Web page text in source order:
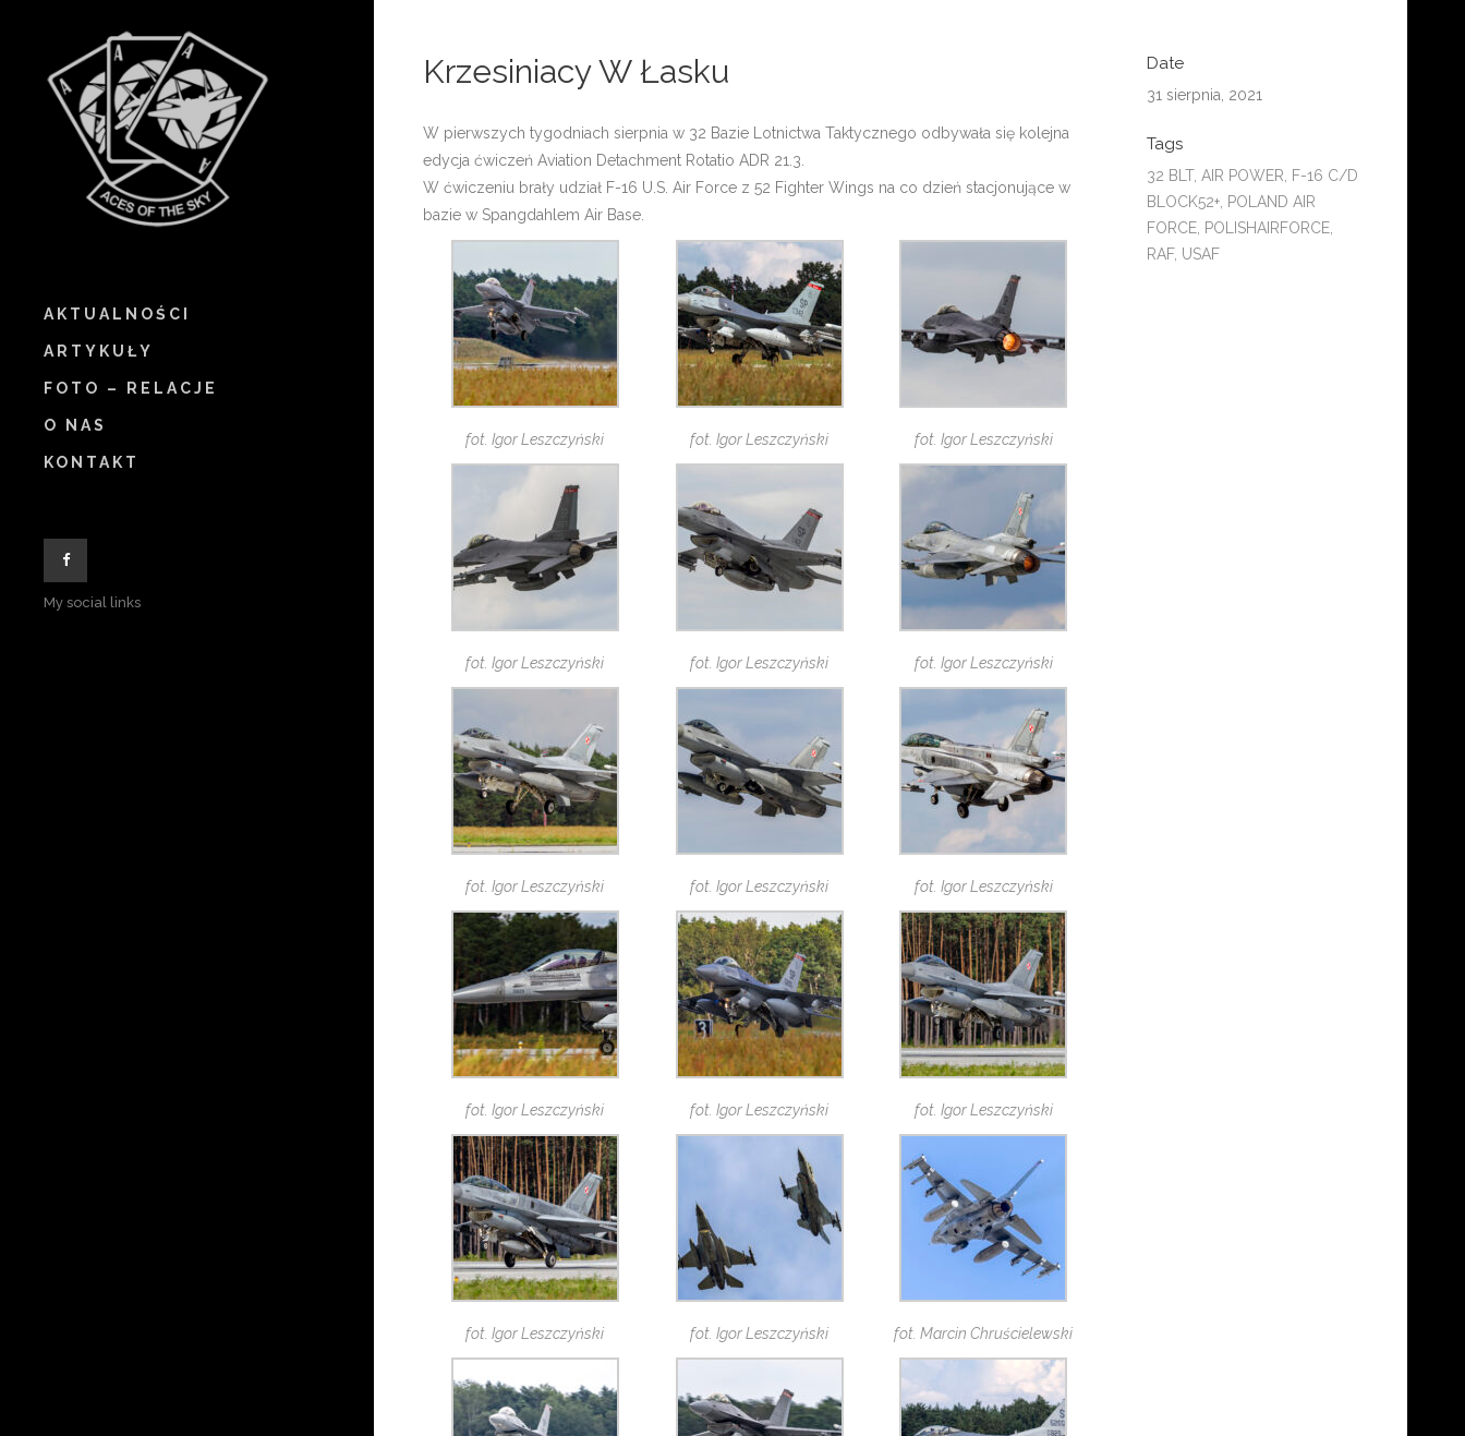
AKTUALNOŚCI
ARTYKUŁY
FOTO – RELACJE
O NAS
KONTAKT
My social links
Krzesiniacy W Łasku
W pierwszych tygodniach sierpnia w 32 Bazie Lotnictwa Taktycznego odbywała się kolejna
edycja ćwiczeń Aviation Detachment Rotatio ADR 21.3.
W ćwiczeniu brały udział F-16 U.S. Air Force z 52 Fighter Wings na co dzień stacjonujące w
bazie w Spangdahlem Air Base.
fot. Igor Leszczyński fot. Igor Leszczyński fot. Igor Leszczyński
fot. Igor Leszczyński fot. Igor Leszczyński fot. Igor Leszczyński
fot. Igor Leszczyński fot. Igor Leszczyński fot. Igor Leszczyński
fot. Igor Leszczyński fot. Igor Leszczyński fot. Igor Leszczyński
fot. Igor Leszczyński fot. Igor Leszczyński fot. Marcin Chruścielewski
Date
31 sierpnia, 2021
Tags
32 BLT, AIR POWER, F-16 C/D
BLOCK52+, POLAND AIR
FORCE, POLISHAIRFORCE,
RAF, ‎USAF